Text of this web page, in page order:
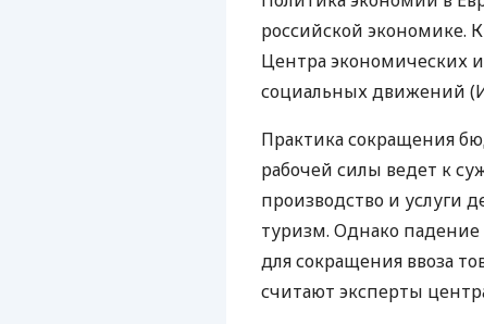
российской экономике.
Центра экономических
социальных движений
Практика сокращения
рабочей силы ведет к
производство и услуги
туризм. Однако падение
для сокращения ввоза
считают эксперты